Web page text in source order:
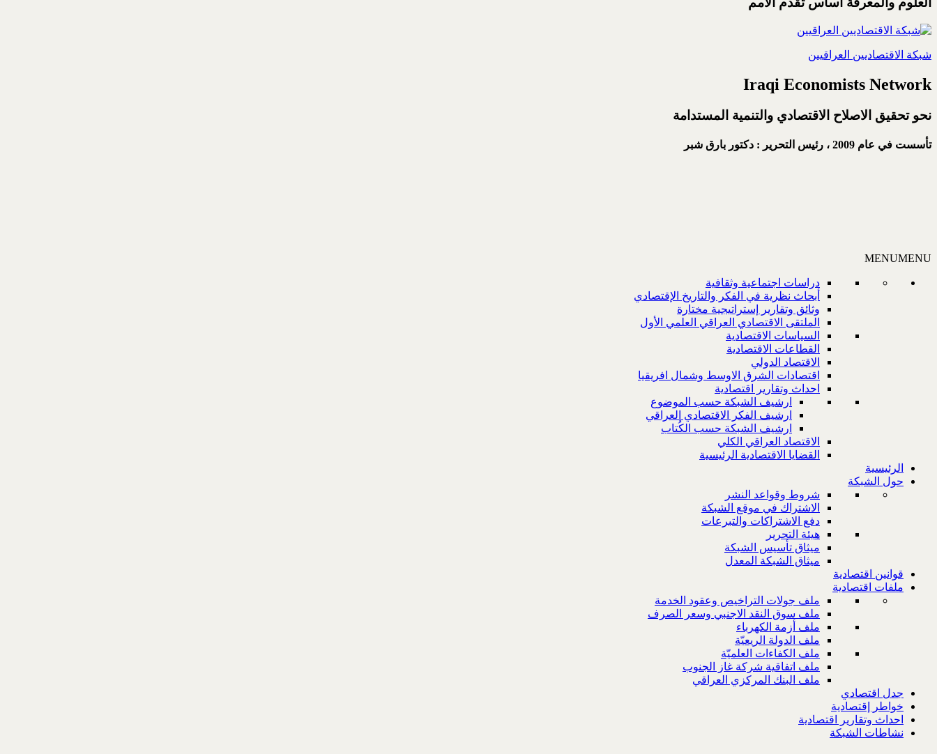
شبكة الاقتصاديين العراقيين
Iraqi Economists Network
نحو تحقيق الاصلاح الاقتصادي والتنمية المستدامة
تأسست في عام 2009 ، رئيس التحرير : دكتور بارق شبر
MENUMENU
دراسات اجتماعية وثقافية
أبحاث نظرية في الفكر والتاريخ الإقتصادي
وثائق وتقارير إستراتيجية مختارة
الملتقى الاقتصادي العراقي العلمي الأول
السياسات الاقتصادية
القطاعات الاقتصادية
الاقتصاد الدولي
اقتصادات الشرق الاوسط وشمال افريقيا
احداث وتقارير اقتصادية
ارشيف الشبكة حسب الموضوع
ارشيف الفكر الاقتصادي العراقي
ارشيف الشبكة حسب الكُتاب
الاقتصاد العراقي الكلي
القضايا الاقتصادية الرئيسية
الرئيسية
حول الشبكة
شروط وقواعد النشر
الاشتراك في موقع الشبكة
دفع الاشتراكات والتبرعات
هيئة التحرير
ميثاق تأسيس الشبكة
ميثاق الشبكة المعدل
قوانين اقتصادية
ملفات اقتصادية
ملف جولات التراخيص وعقود الخدمة
ملف سوق النقد الاجنبي وسعر الصرف
ملف أزمة الكهرباء
ملف الدولة الريعيّة
ملف الكفاءات العلميّة
ملف اتفاقية شركة غاز الجنوب
ملف البنك المركزي العراقي
جدل اقتصادي
خواطر إقتصادية
احداث وتقارير اقتصادية
نشاطات الشبكة